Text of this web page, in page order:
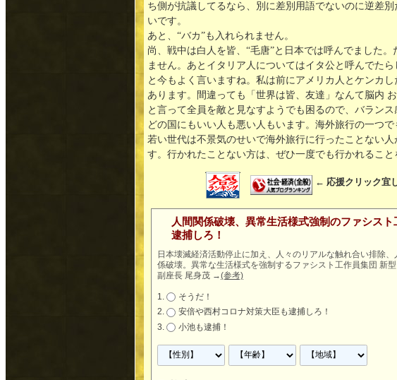
ち側が抗議してるなら、別に差別用語でないのに逆差
いです。
あと、“バカ”も入れられません。
尚、戦中は白人を皆、“毛唐”と日本では呼んでました
ません。あとイタリア人についてはイタ公と呼んでた
と今もよく言いますね。私は前にアメリカ人とケンカ
あります。間違っても「世界は皆、友達」なんて脳内
と言って全員を敵と見なすようでも困るので、バランス
どの国にもいい人も悪い人もいます。海外旅行の一つ
若い世代は不景気のせいで海外旅行に行ったことない
す。行かれたことない方は、ぜひ一度でも行かれること
← 応援クリック宜
人間関係破壊、異常生活様式強制のファシス
逮捕しろ！
日本壊滅経済活動停止に加え、人々のリアルな触れ合い排除
係破壊。異常な生活様式を強制するファシスト工作員集団 新
副座長 尾身茂 →(参考)
そうだ！
安倍や西村コロナ対策大臣も逮捕しろ！
小池も逮捕！